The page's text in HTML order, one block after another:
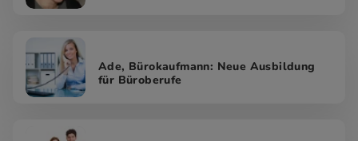
Ade, Bürokaufmann: Neue Ausbildung
für Büroberufe